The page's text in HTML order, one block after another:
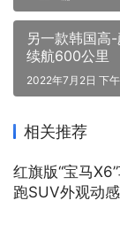
另一款韩国高
续航600公里
2022年7月2日 下
相关推荐
红旗版“宝马
跑SUV外观动